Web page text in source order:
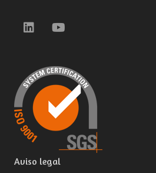
Aviso legal